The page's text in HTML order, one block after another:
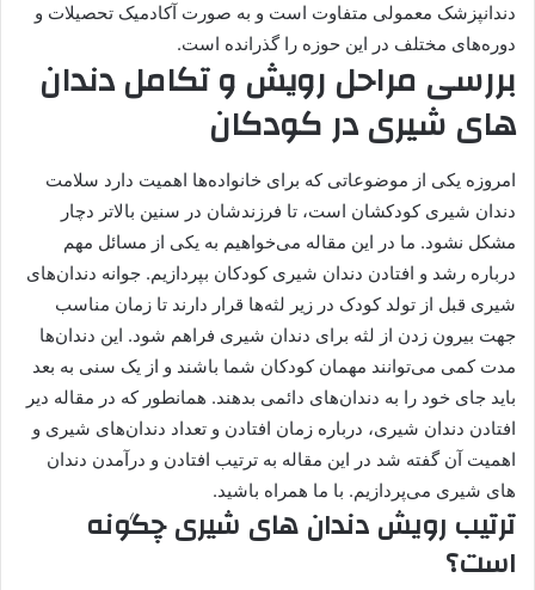
دندانپزشک معمولی متفاوت است و به صورت آکادمیک تحصیلات و
دوره‌های مختلف در این حوزه را گذرانده است.
بررسی مراحل رویش و تکامل دندان
های شیری در کودکان
امروزه یکی از موضوعاتی که برای خانواده‌ها اهمیت دارد سلامت
دندان‌ شیری کودکشان است، تا فرزندشان در سنین بالا‌تر دچار
مشکل نشود. ما در این مقاله می‌خواهیم به یکی از مسائل مهم
درباره رشد و افتادن دندان شیری کودکان بپردازیم. جوانه دندان‌های
شیری قبل از تولد کودک در زیر لثه‌ها قرار دارند تا زمان مناسب
جهت بیرون زدن از لثه برای دندان شیری فراهم شود. این دندان‌ها
مدت کمی می‌توانند مهمان کودکان شما باشند و از یک سنی به بعد
باید جای خود را به دندان‌های دائمی بدهند. همانطور که در مقاله دیر
افتادن دندان شیری، درباره زمان افتادن و تعداد دندان‌های شیری و
اهمیت آن گفته شد در این مقاله به ترتیب افتادن و درآمدن دندان
های شیری می‌پردازیم. با ما همراه باشید.
ترتیب رویش دندان های شیری چگونه
است؟